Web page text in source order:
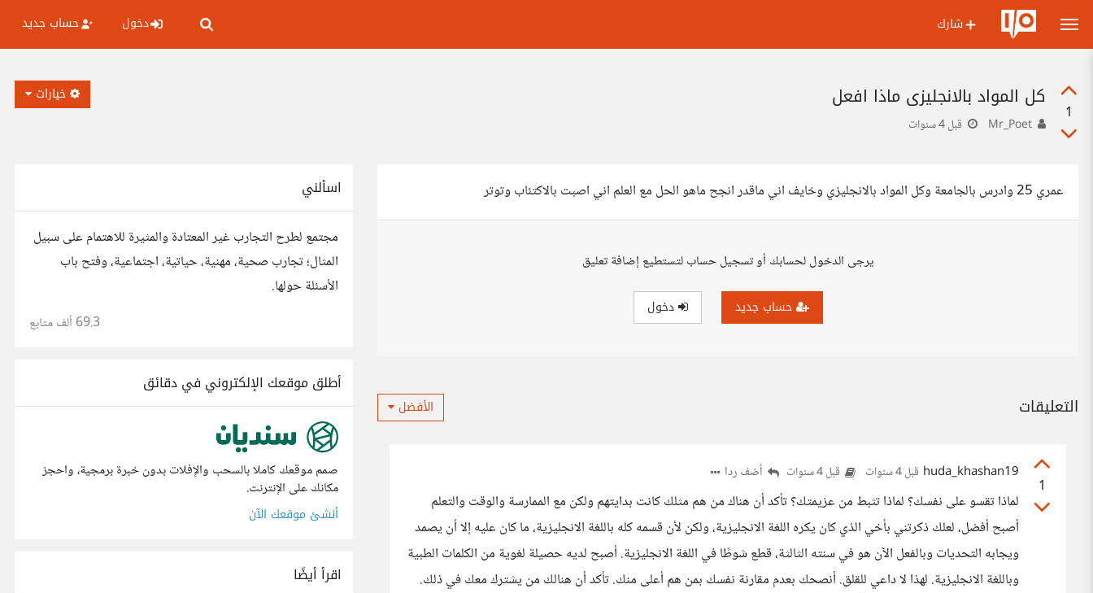
شارك دخول حساب جديد
1
كل المواد بالانجليزي ماذا افعل
قبل 4 سنوات
خيارات
عمري 25 وادرس بالجامعة وكل المواد بالانجليزي وخايف اني ماقدر انجح ماهو الحل مع العلم اني اصبت بالاكتئاب وتوتر
يرجى الدخول لحسابك أو تسجيل حساب لتستطيع إضافة تعليق
حساب جديد دخول
التعليقات الأفضل
1
huda_khashan19 قبل 4 سنوات قبل 4 سنوات أضف ردا
لماذا تقسو على نفسك؟ لماذا تثبط من عزيمتك؟ تأكد أن هناك من هم مثلك كانت بدايتهم ولكن مع الممارسة والوقت والتعلم
أصبح أفضل، لعلك ذكرتني بأخي الذي كان يكره اللغة الانجليزية، ولكن لأن قسمه كله باللغة الانجليزية، ما كان عليه إلا أن يصمد
ويجابه التحديات وبالفعل الآن هو في سنته الثالثة، قطع شوطًا في اللغة الانجليزية. أصبح لديه حصيلة لغوية من الكلمات الطبية
وباللغة الانجليزية. لهذا لا داعي للقلق. أنصحك بعدم مقارنة نفسك بمن هم أعلى منك. تأكد أن هنالك من يشترك معك في ذلك.
اسألني
مجتمع لطرح التجارب غير المعتادة والمثيرة للاهتمام على سبيل
المثال؛ تجارب صحية، مهنية، حياتية، اجتماعية، وفتح باب
الأسئلة حولها.
69.3 ألف متابع
أطلق موقعك الإلكتروني في دقائق
صمم موقعك كاملا بالسحب والإفلات بدون خبرة برمجية، واحجز
مكانك على الإنترنت.
أنشئ موقعك الآن
اقرأ أيضًا